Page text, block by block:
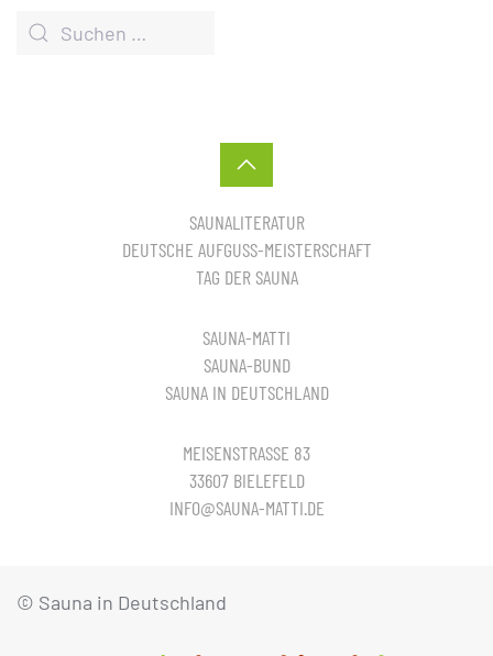
SAUNALITERATUR
DEUTSCHE AUFGUSS-MEISTERSCHAFT
TAG DER SAUNA
SAUNA-MATTI
SAUNA-BUND
SAUNA IN DEUTSCHLAND
MEISENSTRASSE 83
33607 BIELEFELD
INFO@SAUNA-MATTI.DE
© Sauna in Deutschland